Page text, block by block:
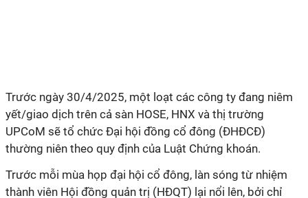
Trước ngày 30/4/2025, một loạt các công ty đang niêm
yết/giao dịch trên cả sàn HOSE, HNX và thị trường
UPCoM sẽ tổ chức Đại hội đồng cổ đông (ĐHĐCĐ)
thường niên theo quy định của Luật Chứng khoán.
Trước mỗi mùa họp đại hội cổ đông, làn sóng từ nhiệm
thành viên Hội đồng quản trị (HĐQT) lại nổi lên, bởi chỉ